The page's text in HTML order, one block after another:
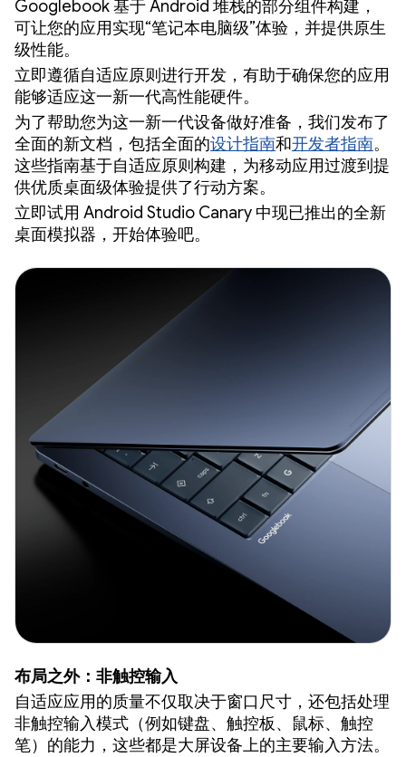
Googlebook 基于 Android 堆栈的部分组件构建，
可让您的应用实现“笔记本电脑级”体验，并提供原生
级性能。
立即遵循自适应原则进行开发，有助于确保您的应用
能够适应这一新一代高性能硬件。
为了帮助您为这一新一代设备做好准备，我们发布了
全面的新文档，包括全面的设计指南和开发者指南。
这些指南基于自适应原则构建，为移动应用过渡到提
供优质桌面级体验提供了行动方案。
立即试用 Android Studio Canary 中现已推出的全新
桌面模拟器，开始体验吧。
布局之外：非触控输入
自适应应用的质量不仅取决于窗口尺寸，还包括处理
非触控输入模式（例如键盘、触控板、鼠标、触控
笔）的能力，这些都是大屏设备上的主要输入方法。